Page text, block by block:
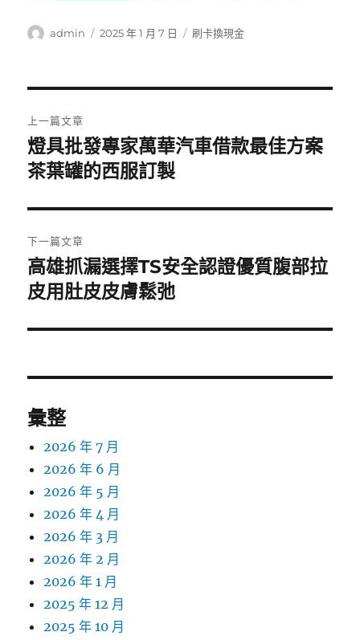
作
admin
發
2025 年 1 月 7 日
分
刷卡換現金
章
導
覽
上一篇文章
上
一
文
章:
燈具批發專家萬華汽車借款最佳方案
茶葉罐的西服訂製
下一篇文章
下
一
文
高雄抓漏選擇TS安全認證優質腹部拉
皮用肚皮皮膚鬆弛
彙整
2026 年 7 月
2026 年 6 月
2026 年 5 月
2026 年 4 月
2026 年 3 月
2026 年 2 月
2026 年 1 月
2025 年 12 月
2025 年 10 月